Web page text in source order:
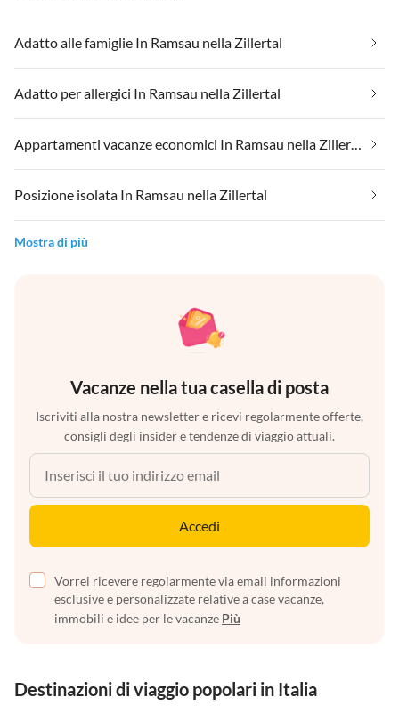
Adatto alle famiglie In Ramsau nella Zillertal
Adatto per allergici In Ramsau nella Zillertal
Appartamenti vacanze economici In Ramsau nella Zillertal
Posizione isolata In Ramsau nella Zillertal
Mostra di più
Vacanze nella tua casella di posta
Iscriviti alla nostra newsletter e ricevi regolarmente offerte,
consigli degli insider e tendenze di viaggio attuali.
Accedi
Vorrei ricevere regolarmente via email informazioni
esclusive e personalizzate relative a case vacanze,
immobili e idee per le vacanze Più
Destinazioni di viaggio popolari in Italia